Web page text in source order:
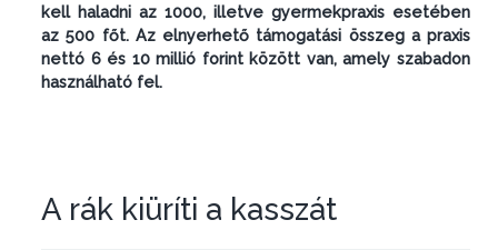
kell haladni az 1000, illetve gyermekpraxis esetében
az 500 főt. Az elnyerhető támogatási összeg a praxis
nettó 6 és 10 millió forint között van, amely szabadon
használható fel.
A rák kiüríti a kasszát